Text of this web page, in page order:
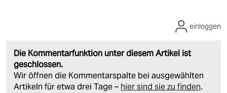
Die Kommentarfunktion unter diesem Artikel ist
geschlossen.
Wir öffnen die Kommentarspalte bei ausgewählten
Artikeln für etwa drei Tage – hier sind sie zu finden.
einloggen